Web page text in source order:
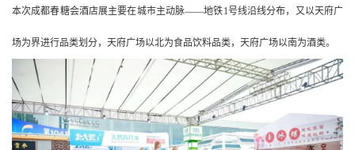
本次成都春糖会酒店展主要在城市主动脉——地铁1号线沿线分布，又以天府广
场为界进行品类划分，天府广场以北为食品饮料品类，天府广场以南为酒类。